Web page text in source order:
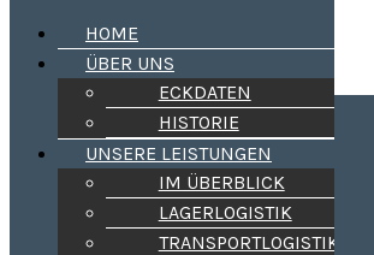
Kleider-Spedition
Aus Tradition zuverlässig !
HOME
ÜBER UNS
HOME
ÜBER UNS
ECKDATEN
HISTORIE
UNSERE LEISTUNGEN
IM ÜBERBLICK
LAGERLOGISTIK
TRANSPORTLOGISTIK